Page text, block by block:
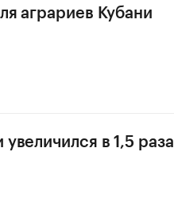
аграриев Кубани
в 1,5 раза